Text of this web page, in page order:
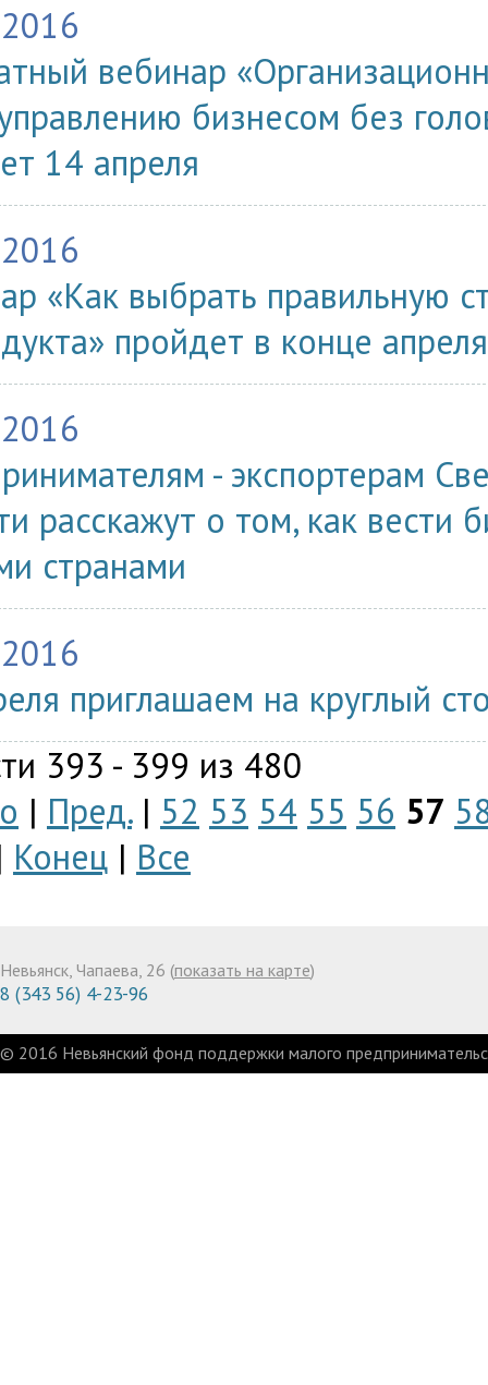
вебинар
бизнесом без
14 апреля
«Как выбрать правильную
пройдет в конце апреля
- экспортерам
расскажут о том, как вести
странами
приглашаем на круглый
393 - 399 из 480
| Пред.| 52 53 54 55 56 57
Конец | Все
Невьянск, Чапаева, 26 (показать на карте)
8 (343 56) 4-23-96
© 2016 Невьянский фонд поддержки малого